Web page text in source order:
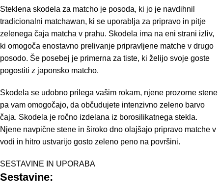
Steklena skodela za matcho je posoda, ki jo je navdihnil
tradicionalni matchawan, ki se uporablja za pripravo in pitje
zelenega čaja matcha v prahu. Skodela ima na eni strani izliv,
ki omogoča enostavno prelivanje pripravljene matche v drugo
posodo. Še posebej je primerna za tiste, ki želijo svoje goste
pogostiti z japonsko matcho.
Skodela se udobno prilega vašim rokam, njene prozorne stene
pa vam omogočajo, da občudujete intenzivno zeleno barvo
čaja. Skodela je ročno izdelana iz borosilikatnega stekla.
Njene navpične stene in široko dno olajšajo pripravo matche v
vodi in hitro ustvarijo gosto zeleno peno na površini.
SESTAVINE IN UPORABA
Sestavine: